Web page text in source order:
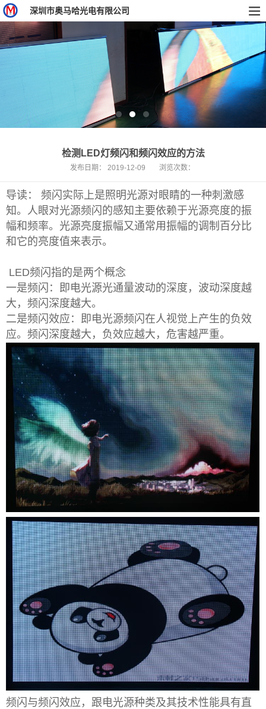
深圳市奥马哈光电有限公司
检测LED灯频闪和频闪效应的方法
发布日期： 2019-12-09 浏览次数：
导读： 频闪实际上是照明光源对眼睛的一种刺激感
知。人眼对光源频闪的感知主要依赖于光源亮度的振
幅和频率。光源亮度振幅又通常用振幅的调制百分比
和它的亮度值来表示。
LED频闪指的是两个概念
一是频闪：即电光源光通量波动的深度，波动深度越
大，频闪深度越大。
二是频闪效应：即电光源频闪在人视觉上产生的负效
应。频闪深度越大，负效应越大，危害越严重。
频闪与频闪效应，跟电光源种类及其技术性能具有直